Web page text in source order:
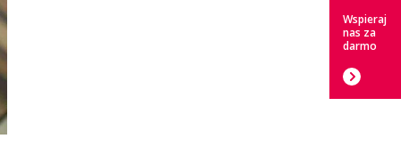
Wspieraj
nas za
darmo